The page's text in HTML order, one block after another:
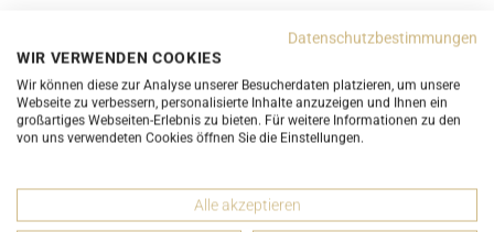
Marc by Marc Jacobs Small Snapshot Umhängetasche
Petrol Schwarz Bordeaux Leder
Datenschutzbestimmungen
WIR VERWENDEN COOKIES
Wir können diese zur Analyse unserer Besucherdaten platzieren, um unsere
Webseite zu verbessern, personalisierte Inhalte anzuzeigen und Ihnen ein
großartiges Webseiten-Erlebnis zu bieten. Für weitere Informationen zu den
von uns verwendeten Cookies öffnen Sie die Einstellungen.
Alle akzeptieren